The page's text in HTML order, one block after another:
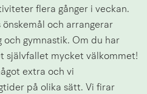
flera gånger i veckan.
och arrangerar
och gymnastik. Om du har
självfallet mycket välkommet!
extra och vi
på olika sätt. Vi firar